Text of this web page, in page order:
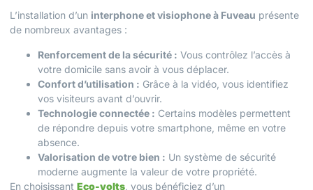
L’installation d’un interphone et visiophone à Fuveau présente
de nombreux avantages :
Renforcement de la sécurité : Vous contrôlez l’accès à
votre domicile sans avoir à vous déplacer.
Confort d’utilisation : Grâce à la vidéo, vous identifiez
vos visiteurs avant d’ouvrir.
Technologie connectée : Certains modèles permettent
de répondre depuis votre smartphone, même en votre
absence.
Valorisation de votre bien : Un système de sécurité
moderne augmente la valeur de votre propriété.
En choisissant Eco-volts , vous bénéficiez d’un